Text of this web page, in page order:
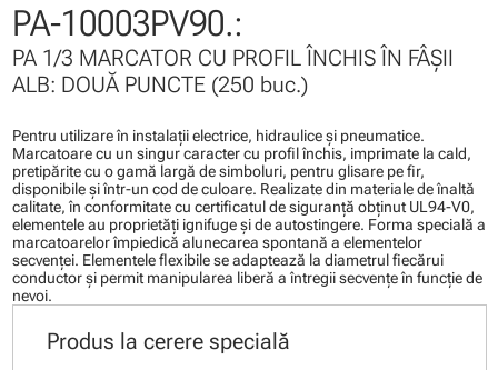
PA-10003PV90.:
PA 1/3 MARCATOR CU PROFIL ÎNCHIS ÎN FÂŞII
ALB: DOUĂ PUNCTE (250 buc.)
Pentru utilizare în instalaţii electrice, hidraulice şi pneumatice.
Marcatoare cu un singur caracter cu profil închis, imprimate la cald,
pretipărite cu o gamă largă de simboluri, pentru glisare pe fir,
disponibile şi într-un cod de culoare. Realizate din materiale de înaltă
calitate, în conformitate cu certificatul de siguranţă obţinut UL94-V0,
elementele au proprietăţi ignifuge şi de autostingere. Forma specială a
marcatoarelor împiedică alunecarea spontană a elementelor
secvenţei. Elementele flexibile se adaptează la diametrul fiecărui
conductor şi permit manipularea liberă a întregii secvenţe în funcţie de
nevoi.
Produs la cerere specială